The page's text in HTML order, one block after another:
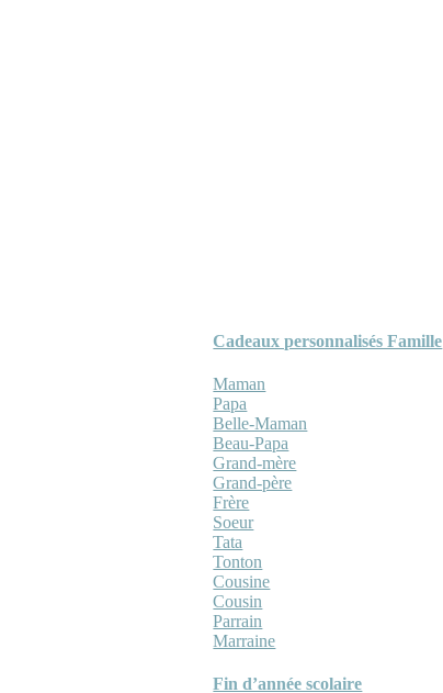
Cadeaux personnalisés Famille
Maman
Papa
Belle-Maman
Beau-Papa
Grand-mère
Grand-père
Frère
Soeur
Tata
Tonton
Cousine
Cousin
Parrain
Marraine
Fin d’année scolaire